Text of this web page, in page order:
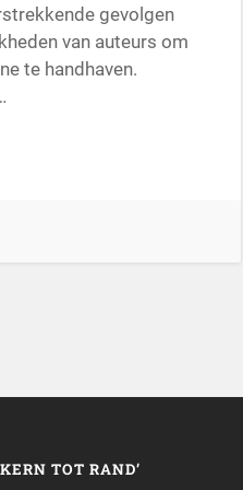
gevolgen
van auteurs om
te handhaven.
TOT RAND’